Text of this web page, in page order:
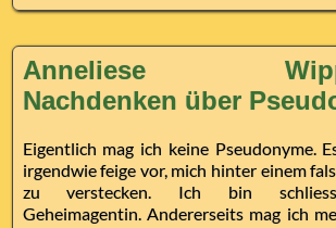
Anneliese
Nachdenken über
Eigentlich mag ich keine Pseudonyme.
irgendwie feige vor, mich hinter einem
zu verstecken. Ich bin
Geheimagentin. Andererseits mag ich